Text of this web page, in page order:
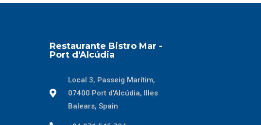
Restaurante Bistro Mar -
Port d'Alcúdia
Local 3, Passeig Marítim,
07400 Port d'Alcúdia, Illes
Balears, Spain